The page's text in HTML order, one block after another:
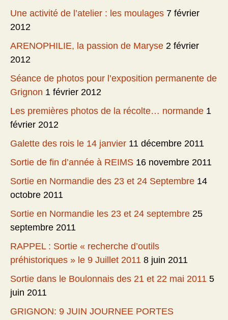
Une activité de l’atelier : les moulages 7 février
2012
ARENOPHILIE, la passion de Maryse 2 février
2012
Séance de photos pour l’exposition permanente de
Grignon 1 février 2012
Les premières photos de la récolte… normande 1
février 2012
Galette des rois le 14 janvier 11 décembre 2011
Sortie de fin d’année à REIMS 16 novembre 2011
Sortie en Normandie des 23 et 24 Septembre 14
octobre 2011
Sortie en Normandie les 23 et 24 septembre 25
septembre 2011
RAPPEL : Sortie « recherche d’outils
préhistoriques » le 9 Juillet 2011 8 juin 2011
Sortie dans le Boulonnais des 21 et 22 mai 2011 5
juin 2011
GRIGNON: 9 JUIN JOURNEE PORTES